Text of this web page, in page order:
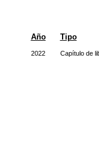
Año Tipo
2022 Capítulo de